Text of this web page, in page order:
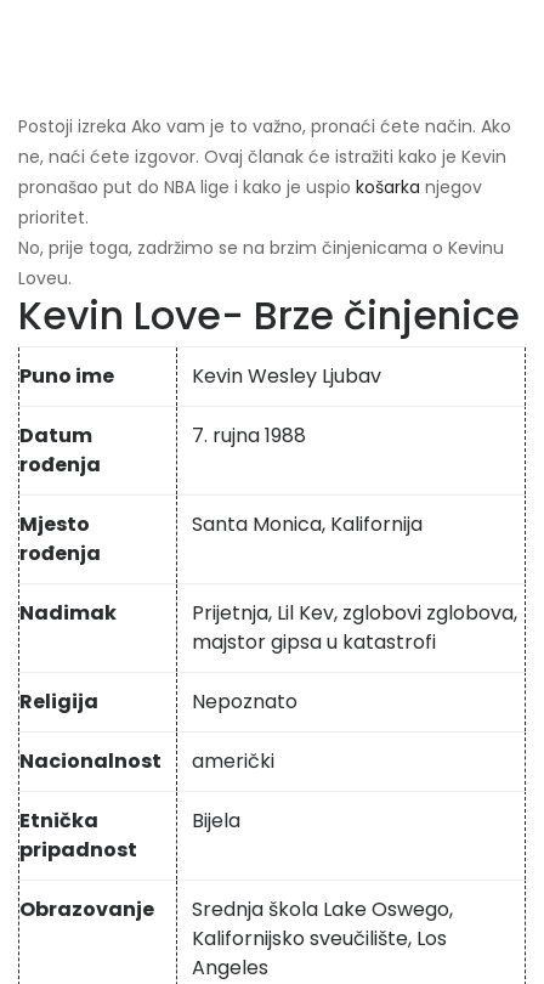
Postoji izreka Ako vam je to važno, pronaći ćete način. Ako
ne, naći ćete izgovor. Ovaj članak će istražiti kako je Kevin
pronašao put do NBA lige i kako je uspio košarka njegov
prioritet.
No, prije toga, zadržimo se na brzim činjenicama o Kevinu
Loveu.
Kevin Love- Brze činjenice
Puno ime Kevin Wesley Ljubav
Datum
rođenja
7. rujna 1988
Mjesto
rođenja
Santa Monica, Kalifornija
Nadimak
Prijetnja, Lil Kev, zglobovi zglobova,
majstor gipsa u katastrofi
Religija Nepoznato
Nacionalnost američki
Etnička
pripadnost
Bijela
Obrazovanje
Srednja škola Lake Oswego,
Kalifornijsko sveučilište, Los
Angeles